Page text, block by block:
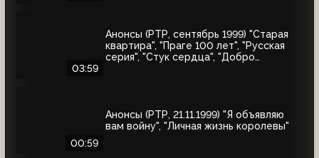
03:59
Анонсы (РТР, сентябрь 1999) "Старая
квартира", "Праге 100 лет", "Русская
серия", "Стук сердца", "Добро
00:59
Анонсы (РТР, 21.11.1999) "Я объявляю
вам войну", "Личная жизнь королевы"